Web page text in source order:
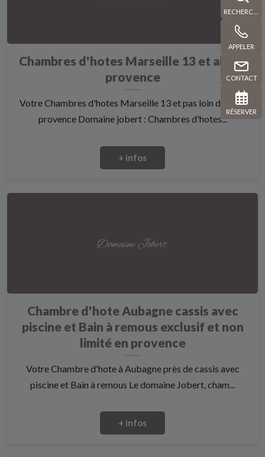
APPELER
CONTACT
RÉSERVER
Chambres d'hotes Marseille 13 et aix en
provence
Votre Chambres d'hotes Marseille 13 et pas loin d'aix en
provence Domaine jobert : Chambres d'hotes...
+ infos
Chambre d'hote Aubagne cassis avec
piscine et Bain à remous exclusif et non
limité en provence
Votre Chambre d'hote à Aubagne près de cassis avec
piscine et Bain à remous Le domaine Jobert, cham...
+ infos